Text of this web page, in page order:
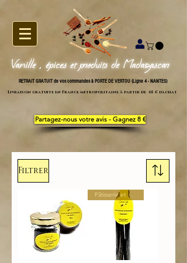
Vanille , épices et produits de Madagascar
RETRAIT GRATUIT de vos commandes à PORTE DE VERTOU (Ligne 4 - NANTES)
Livraison gratuite en France métropolitaine à partir de 65 € d'achat
Partagez-nous votre avis - Gagnez 8 €
Filtrer
Pâtisserie et Cuisine